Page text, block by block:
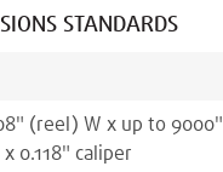
STANDARDS
" (reel) W x up to 9000"
x 0.118" caliper